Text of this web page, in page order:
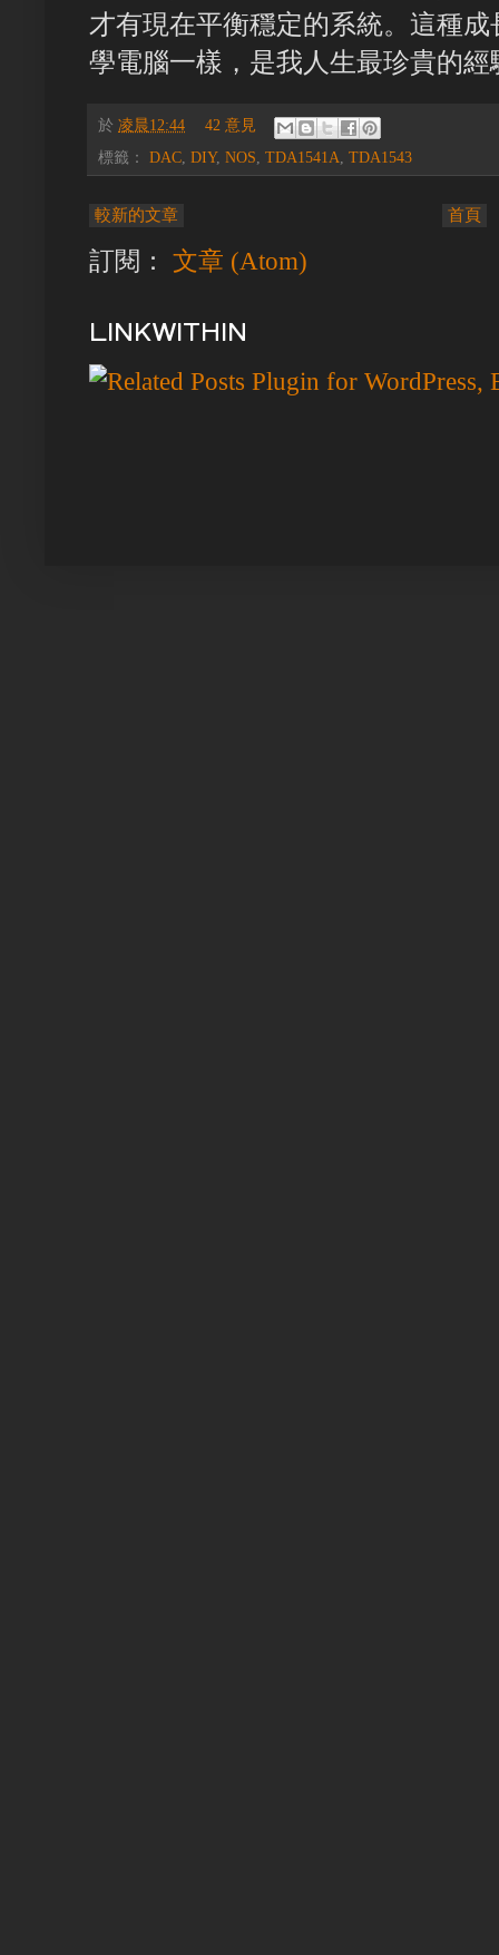
才有現在平衡穩定的系統。這種
學電腦一樣，是我人生最珍貴的經
於 凌晨12:44
42 意見
標籤： DAC DIY, NOS TDA1541A TDA1543
較新的文章 首頁
訂閱： 文章 (Atom)
LINKWITHIN